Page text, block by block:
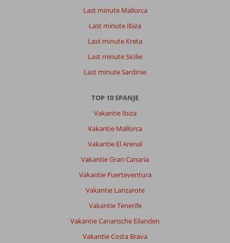
Last minute Mallorca
Last minute Ibiza
Last minute Kreta
Last minute Sicilie
Last minute Sardinie
TOP 10 SPANJE
Vakantie Ibiza
Vakantie Mallorca
Vakantie El Arenal
Vakantie Gran Canaria
Vakantie Fuerteventura
Vakantie Lanzarote
Vakantie Tenerife
Vakantie Canarische Eilanden
Vakantie Costa Brava